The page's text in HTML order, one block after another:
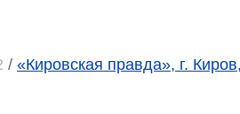
/ «Кировская правда», г.